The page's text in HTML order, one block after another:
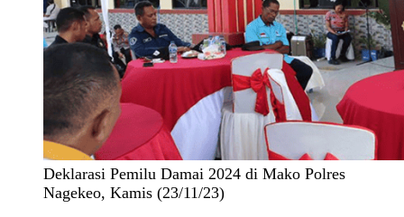
Deklarasi Pemilu Damai 2024 di Mako Polres
Nagekeo, Kamis (23/11/23)